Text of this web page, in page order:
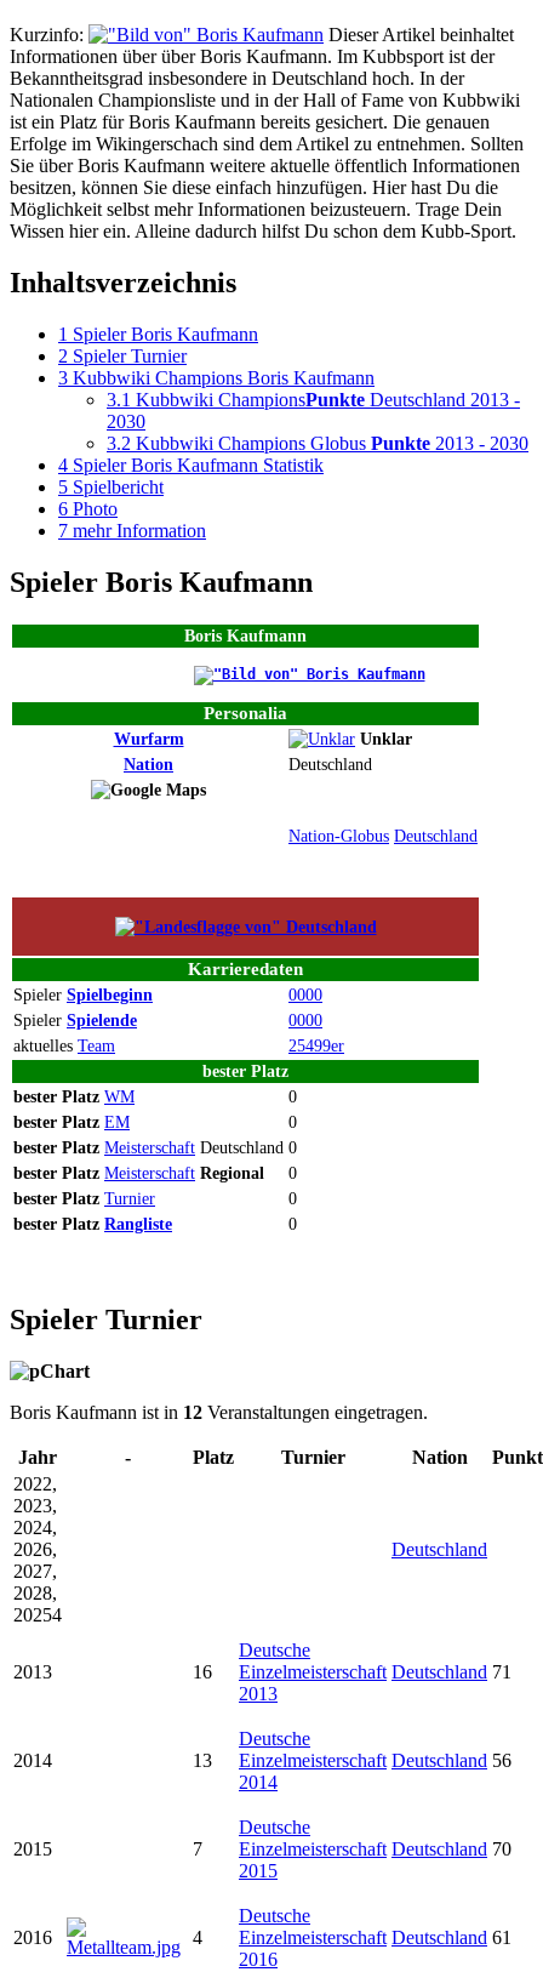
Kurzinfo:
Dieser Artikel beinhaltet
Informationen über über Boris Kaufmann. Im Kubbsport ist der
Bekanntheitsgrad insbesondere in Deutschland hoch. In der
Nationalen Championsliste und in der Hall of Fame von Kubbwiki
ist ein Platz für Boris Kaufmann bereits gesichert. Die genauen
Erfolge im Wikingerschach sind dem Artikel zu entnehmen. Sollten
Sie über Boris Kaufmann weitere aktuelle öffentlich Informationen
besitzen, können Sie diese einfach hinzufügen. Hier hast Du die
Möglichkeit selbst mehr Informationen beizusteuern. Trage Dein
Wissen hier ein. Alleine dadurch hilfst Du schon dem Kubb-Sport.
Inhaltsverzeichnis
1 Spieler Boris Kaufmann
2 Spieler Turnier
3 Kubbwiki Champions Boris Kaufmann
3.1 Kubbwiki ChampionsPunkte Deutschland 2013 -
2030
3.2 Kubbwiki Champions Globus Punkte 2013 - 2030
4 Spieler Boris Kaufmann Statistik
5 Spielbericht
6 Photo
7 mehr Information
Spieler Boris Kaufmann
Boris Kaufmann
Personalia
Wurfarm
Unklar
Nation
Deutschland
Nation-Globus Deutschland
Karrieredaten
Spieler Spielbeginn
0000
Spieler Spielende
0000
aktuelles Team
25499er
bester Platz
bester Platz WM
0
bester Platz EM
0
bester Platz Meisterschaft Deutschland 0
bester Platz Meisterschaft Regional
0
bester Platz Turnier
0
bester Platz Rangliste 0
Spieler Turnier
Boris Kaufmann ist in 12 Veranstaltungen eingetragen.
Jahr - Platz Turnier Nation
2022,
2023,
2024,
2026,
2027,
2028,
20254
Deutschland
2013 16
Deutsche
Einzelmeisterschaft
2013
Deutschland 71
2014 13
Deutsche
Einzelmeisterschaft
2014
Deutschland 56
2015 7
Deutsche
Einzelmeisterschaft
2015
Deutschland 70
2016 4
Deutsche
Einzelmeisterschaft
2016
Deutschland 61